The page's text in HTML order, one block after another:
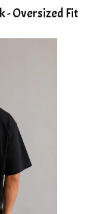
- Oversized Fit